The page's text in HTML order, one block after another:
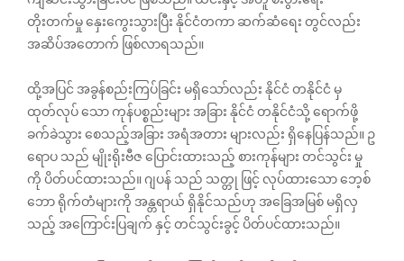
တိုးတက်မှု နှေးကွေးသွားပြီး နိုင်ငံတကာ ဆက်ဆံရေး တွင်လည်း
အဆိပ်အတောက် ဖြစ်လာရသည်။
ထို့အပြင် အခွန်စည်းကြပ်ခြင်း မရှိသော်လည်း နိုင်ငံ တနိုင်ငံ မှ
ထုတ်လုပ်‌ သော ကုန်ပစ္စည်းများ အခြား နိုင်ငံ တနိုင်ငံသို့ ရောက်ဖို့
ခက်ခဲသွား‌ စေသည့်အခြား အရံအတား များလည်း ရှိနေပြန်သည်။ ဥ
ရောပ သည် မျိုးရိုးဗီဇ ပြောင်းထားသည့် စားကုန်များ တင်သွင်း မှု
ကို ပိတ်ပင်ထားသည်။ ဂျပန် သည် သတ္တု ဖြင့် လုပ်‌ထားသော ဘေ့စ်
ဘော ရိုက်တံများကို အန္တရာယ် ရှိနိုင်သည်ဟု အခြေအမြစ် မရှိလှ
သည့် အကြောင်းပြချက် နှင့် တင်သွင်းခွင့် ပိတ်ပင်ထားသည်။